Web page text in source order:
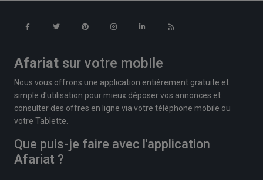
Afariat sur votre mobile
Nous vous offrons une application entièrement gratuite et
simple d'utilisation pour mieux déposer vos annonces et
consulter des offres en ligne via votre téléphone mobile ou
votre Tablette.
Que puis-je faire avec l'application
Afariat ?